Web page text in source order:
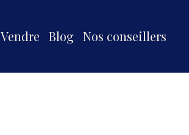
Vendre Blog Nos conseillers